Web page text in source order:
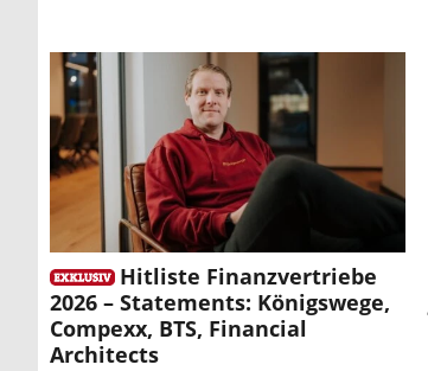
Hitliste Finanzvertriebe
2026 – Statements: Königswege,
Compexx, BTS, Financial
Architects